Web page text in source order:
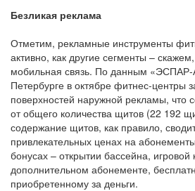
Безликая реклама
Отметим, рекламные инструменты
активно, как другие сегменты –
мобильная связь. По данным «ЭСПАР-
Петербурге в октябре фитнес-центры
поверхностей наружной рекламы, что
от общего количества щитов (22 192
содержание щитов, как правило,
привлекательных ценах на
бонусах – открытии бассейна,
дополнительном абонементе,
приобретенному за деньги.